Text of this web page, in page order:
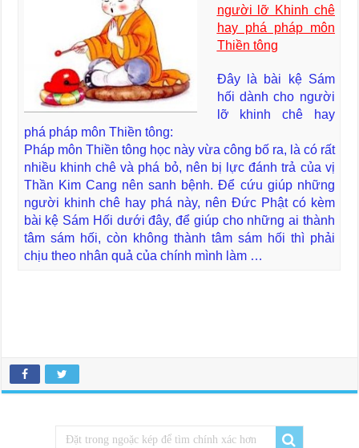
người lỡ Khinh chê
hay phá pháp môn
Thiền tông
Đây là bài kệ Sám
hối dành cho người
lỡ khinh chê hay
phá pháp môn Thiền tông:
Pháp môn Thiền tông học này vừa công bố ra, là có rất
nhiều khinh chê và phá bỏ, nên bị lực đánh trả của vị
Thần Kim Cang nên sanh bệnh. Để cứu giúp những
người khinh chê hay phá này, nên Đức Phật có kèm
bài kệ Sám Hối dưới đây, để giúp cho những ai thành
tâm sám hối, còn không thành tâm sám hối thì phải
chịu theo nhân quả của chính mình làm …